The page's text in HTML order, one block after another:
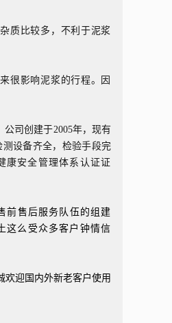
质比较多，不利于泥浆
很影响泥浆的行程。因
公司创建于2005年，现有
设备齐全，检验手段完
康安全管理体系认证证
前售后服务队伍的组建
这么受众多客户钟情信
欢迎国内外新老客户使用